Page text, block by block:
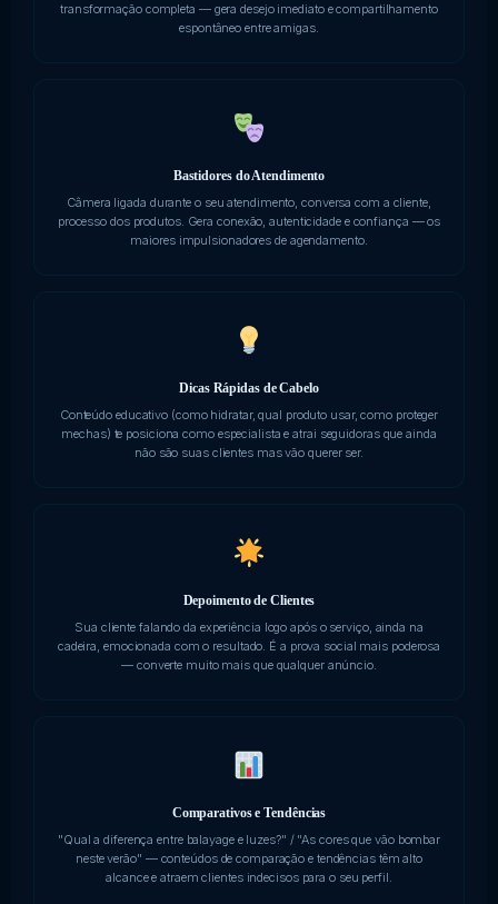
transformação completa — gera desejo imediato e compartilhamento
espontâneo entre amigas.
Bastidores do Atendimento
Câmera ligada durante o seu atendimento, conversa com a cliente,
processo dos produtos. Gera conexão, autenticidade e confiança — os
maiores impulsionadores de agendamento.
Dicas Rápidas de Cabelo
Conteúdo educativo (como hidratar, qual produto usar, como proteger
mechas) te posiciona como especialista e atrai seguidoras que ainda
não são suas clientes mas vão querer ser.
Depoimento de Clientes
Sua cliente falando da experiência logo após o serviço, ainda na
cadeira, emocionada com o resultado. É a prova social mais poderosa
— converte muito mais que qualquer anúncio.
Comparativos e Tendências
"Qual a diferença entre balayage e luzes?" / "As cores que vão bombar
neste verão" — conteúdos de comparação e tendências têm alto
alcance e atraem clientes indecisos para o seu perfil.